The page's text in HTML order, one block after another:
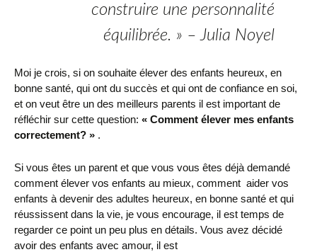
construire une personnalité
équilibrée. » – Julia Noyel
Moi je crois, si on souhaite élever des enfants heureux, en
bonne santé, qui ont du succès et qui ont de confiance en soi,
et on veut être un des meilleurs parents il est important de
réfléchir sur cette question: « Comment élever mes enfants
correctement? » .
Si vous êtes un parent et que vous vous êtes déjà demandé
comment élever vos enfants au mieux, comment aider vos
enfants à devenir des adultes heureux, en bonne santé et qui
réussissent dans la vie, je vous encourage, il est temps de
regarder ce point un peu plus en détails. Vous avez décidé
avoir des enfants avec amour, il est